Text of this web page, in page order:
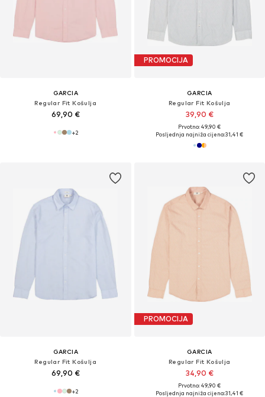
GARCIA
Regular Fit Košulja
69,90 €
+2
PROMOCIJA
GARCIA
Regular Fit Košulja
39,90 €
Prvotno: 49,90 €
Posljednja najniža cijena:31,41 €
GARCIA
Regular Fit Košulja
69,90 €
+2
PROMOCIJA
GARCIA
Regular Fit Košulja
34,90 €
Prvotno: 49,90 €
Posljednja najniža cijena:31,41 €